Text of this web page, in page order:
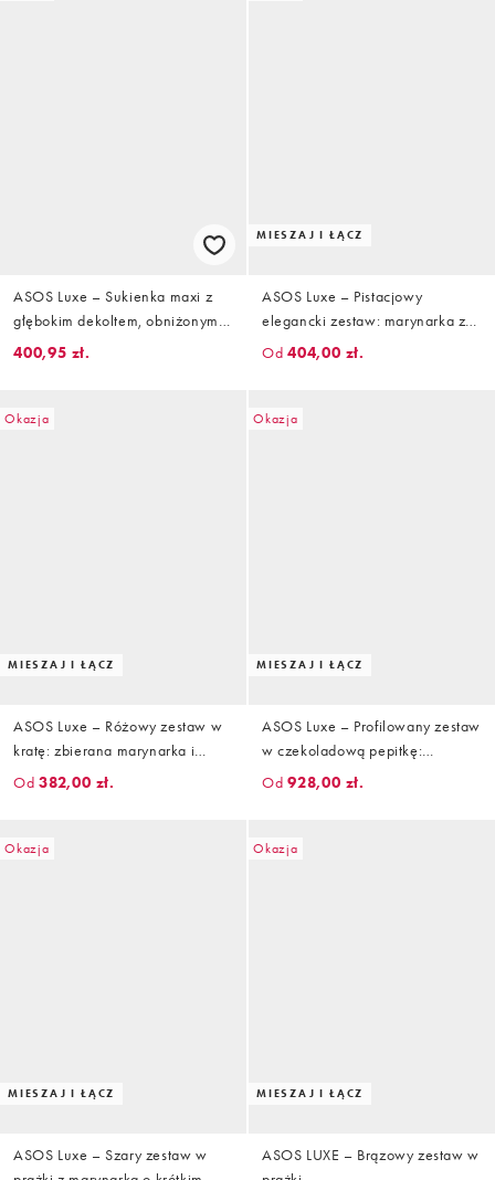
ASOS Luxe – Sukienka maxi z
głębokim dekoltem, obniżonym
stanem i bukiecikami w drobny
400,95 zł.
MIESZAJ I ŁĄCZ
ASOS Luxe – Pistacjowy
elegancki zestaw: marynarka z
ozdobną talią i spódnica mini
Od 404,00 zł.
Okazja
MIESZAJ I ŁĄCZ
ASOS Luxe – Różowy zestaw w
kratę: zbierana marynarka i
ołówkowa spódnica midi
Od 382,00 zł.
Okazja
MIESZAJ I ŁĄCZ
ASOS Luxe – Profilowany zestaw
w czekoladową pepitkę:
kamizelka i spodnie
Od 928,00 zł.
Okazja
MIESZAJ I ŁĄCZ
ASOS Luxe – Szary zestaw w
Okazja
MIESZAJ I ŁĄCZ
ASOS LUXE – Brązowy zestaw w